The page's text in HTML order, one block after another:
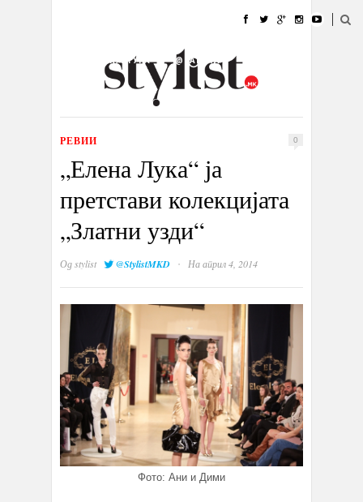
УБАВИНА
КУЛТУРА @РАБОТА
ИЗЛОГ
РЕВИИ 0
„Елена Лука“ ја
претстави колекцијата
„Златни узди“
Одstylist @StylistMKD · На април 4, 2014
Фото: Ани и Дими